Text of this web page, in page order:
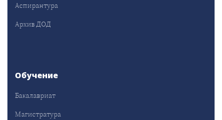
Аспирантура
Архив ДОД
Обучение
Бакалавриат
Магистратура